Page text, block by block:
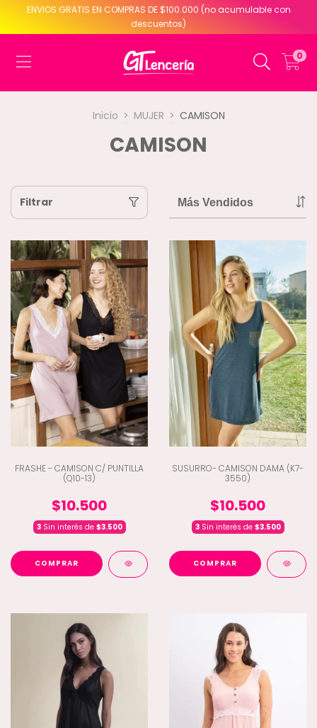
ENVIOS GRATIS EN COMPRAS DE $100.000 (no acumulable con
descuentos)
0
Inicio > MUJER > CAMISON
CAMISON
Filtrar
FRASHE - CAMISON C/ PUNTILLA
(Q10-13)
$10.500
3Sin interés de $3.500
COMPRAR
SUSURRO- CAMISON DAMA (K7-
3550)
$10.500
3Sin interés de $3.500
COMPRAR